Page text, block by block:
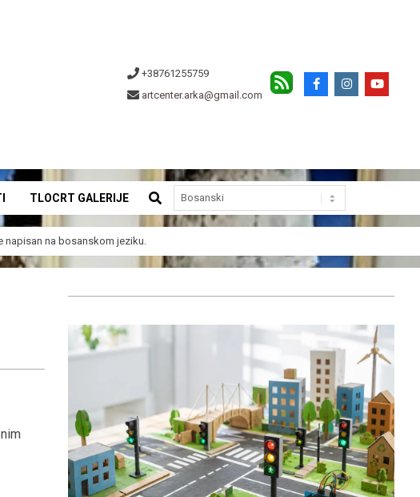
+38761255759
artcenter.arka@gmail.com
TLOCRT GALERIJE SEARCH
napisan na bosanskom jeziku.